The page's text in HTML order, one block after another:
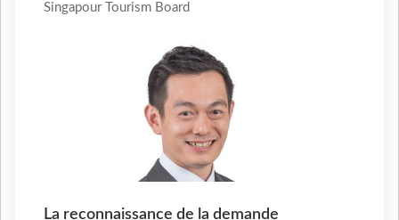
Singapour Tourism Board
La reconnaissance de la demande